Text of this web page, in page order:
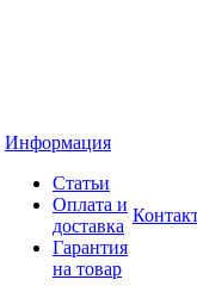
Информация
Статьи
Оплата и
доставка
Гарантия
на товар